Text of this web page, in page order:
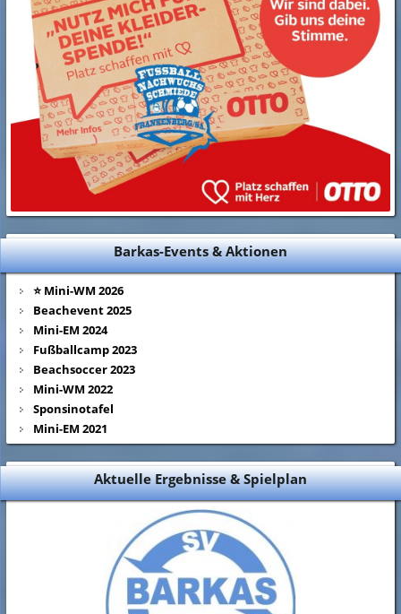
Barkas-Events & Aktionen
⭐ Mini-WM 2026
Beachevent 2025
Mini-EM 2024
Fußballcamp 2023
Beachsoccer 2023
Mini-WM 2022
Sponsinotafel
Mini-EM 2021
Aktuelle Ergebnisse & Spielplan